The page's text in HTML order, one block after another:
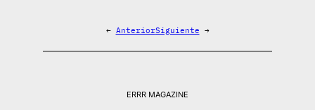
← AnteriorSiguiente →
ERRR MAGAZINE